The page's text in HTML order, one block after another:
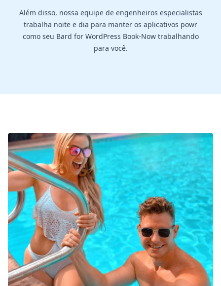
Além disso, nossa equipe de engenheiros especialistas
trabalha noite e dia para manter os aplicativos powr
como seu Bard for WordPress Book-Now trabalhando
para você.